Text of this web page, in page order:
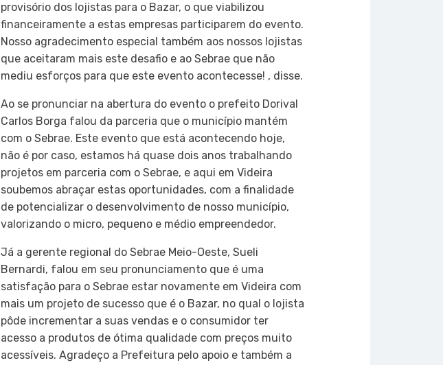
provisório dos lojistas para o Bazar, o que viabilizou
financeiramente a estas empresas participarem do evento.
Nosso agradecimento especial também aos nossos lojistas
que aceitaram mais este desafio e ao Sebrae que não
mediu esforços para que este evento acontecesse! , disse.
Ao se pronunciar na abertura do evento o prefeito Dorival
Carlos Borga falou da parceria que o município mantém
com o Sebrae. Este evento que está acontecendo hoje,
não é por caso, estamos há quase dois anos trabalhando
projetos em parceria com o Sebrae, e aqui em Videira
soubemos abraçar estas oportunidades, com a finalidade
de potencializar o desenvolvimento de nosso município,
valorizando o micro, pequeno e médio empreendedor.
Já a gerente regional do Sebrae Meio-Oeste, Sueli
Bernardi, falou em seu pronunciamento que é uma
satisfação para o Sebrae estar novamente em Videira com
mais um projeto de sucesso que é o Bazar, no qual o lojista
pôde incrementar a suas vendas e o consumidor ter
acesso a produtos de ótima qualidade com preços muito
acessíveis. Agradeço a Prefeitura pelo apoio e também a